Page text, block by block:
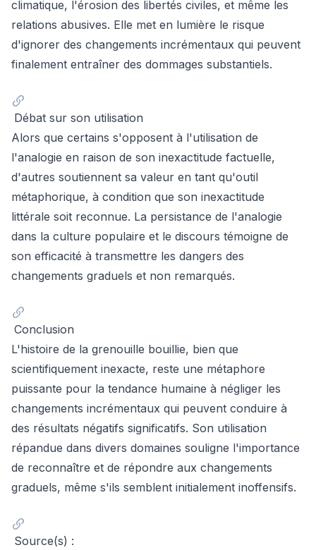
climatique, l'érosion des libertés civiles, et même les
relations abusives. Elle met en lumière le risque
d'ignorer des changements incrémentaux qui peuvent
finalement entraîner des dommages substantiels.
Débat sur son utilisation
Alors que certains s'opposent à l'utilisation de
l'analogie en raison de son inexactitude factuelle,
d'autres soutiennent sa valeur en tant qu'outil
métaphorique, à condition que son inexactitude
littérale soit reconnue. La persistance de l'analogie
dans la culture populaire et le discours témoigne de
son efficacité à transmettre les dangers des
changements graduels et non remarqués.
Conclusion
L'histoire de la grenouille bouillie, bien que
scientifiquement inexacte, reste une métaphore
puissante pour la tendance humaine à négliger les
changements incrémentaux qui peuvent conduire à
des résultats négatifs significatifs. Son utilisation
répandue dans divers domaines souligne l'importance
de reconnaître et de répondre aux changements
graduels, même s'ils semblent initialement inoffensifs.
Source(s) :